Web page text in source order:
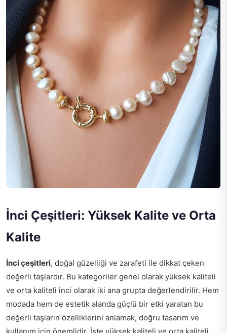
İnci Çeşitleri: Yüksek Kalite ve Orta
Kalite
İnci çeşitleri, doğal güzelliği ve zarafeti ile dikkat çeken
değerli taşlardır. Bu kategoriler genel olarak yüksek kaliteli
ve orta kaliteli inci olarak iki ana grupta değerlendirilir. Hem
modada hem de estetik alanda güçlü bir etki yaratan bu
değerli taşların özelliklerini anlamak, doğru tasarım ve